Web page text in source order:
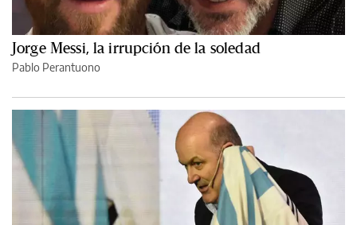
Jorge Messi, la irrupción de la soledad
Pablo Perantuono